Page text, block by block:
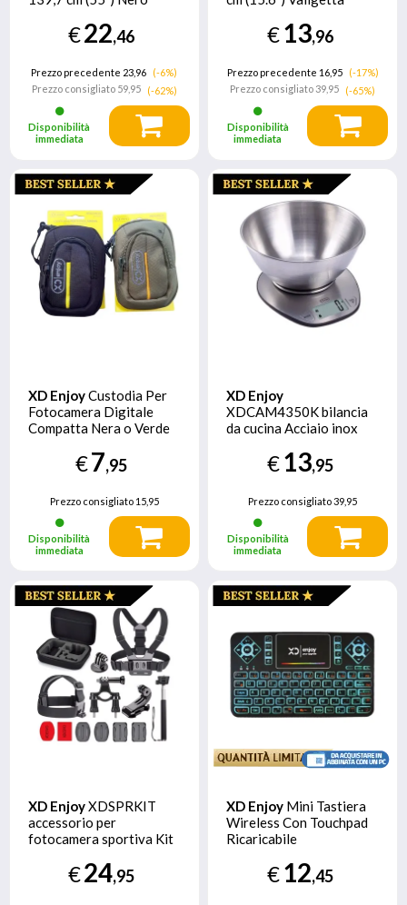
€22,46
Prezzo precedente 23,96
(-6%)
Prezzo consigliato59,95 (-62%)
Disponibilità
immediata
€13,96
Prezzo precedente 16,95
(-17%)
Prezzo consigliato 39,95 (-65%)
Disponibilità
immediata
XD EnjoyCustodia Per
Fotocamera Digitale
Compatta Nera o Verde
€7,95
Prezzo consigliato15,95
Disponibilità
immediata
XD Enjoy
XDCAM4350K bilancia
da cucina Acciaio inox
cucina elettronica
€13,95
Prezzo consigliato39,95
Disponibilità
immediata
XD EnjoyXDSPRKIT
accessorio per
fotocamera sportiva Kit
€24,95
XD Enjoy Mini Tastiera
Wireless Con Touchpad
Ricaricabile
€12,45